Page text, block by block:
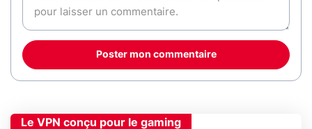
Poster mon commentaire
Le VPN conçu pour le gaming